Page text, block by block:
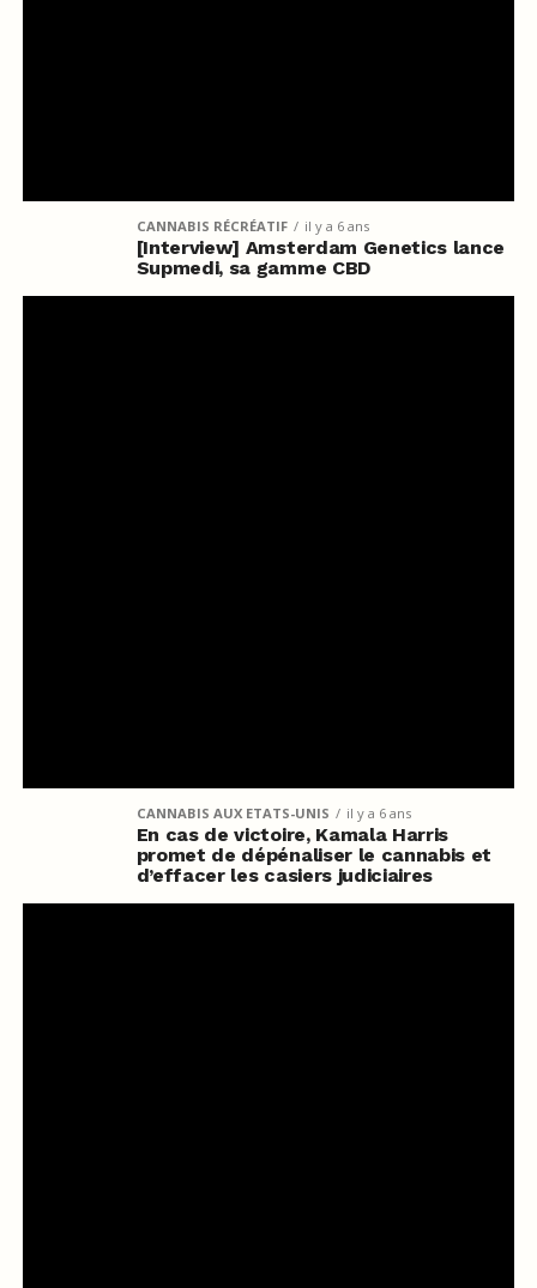
CANNABIS RÉCRÉATIF il y a 6 ans
[Interview] Amsterdam Genetics lance
Supmedi, sa gamme CBD
CANNABIS AUX ETATS-UNIS il y a 6 ans
En cas de victoire, Kamala Harris
promet de dépénaliser le cannabis et
d’effacer les casiers judiciaires